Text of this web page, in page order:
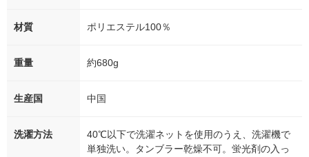
材質 ポリエステル100％
重量 約680g
生産国 中国
洗濯方法
40℃以下で洗濯ネットを使用のうえ、洗濯機で
単独洗い。タンブラー乾燥不可。蛍光剤の入っ